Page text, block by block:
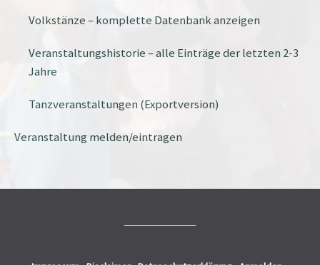
Volkstänze – komplette Datenbank anzeigen
Veranstaltungshistorie – alle Einträge der letzten 2-3
Jahre
Tanzveranstaltungen (Exportversion)
Veranstaltung melden/eintragen